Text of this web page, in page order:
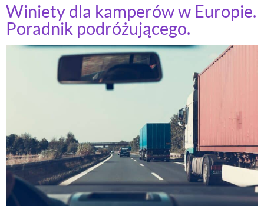
Winiety dla kamperów w Europie.
Poradnik podróżującego.